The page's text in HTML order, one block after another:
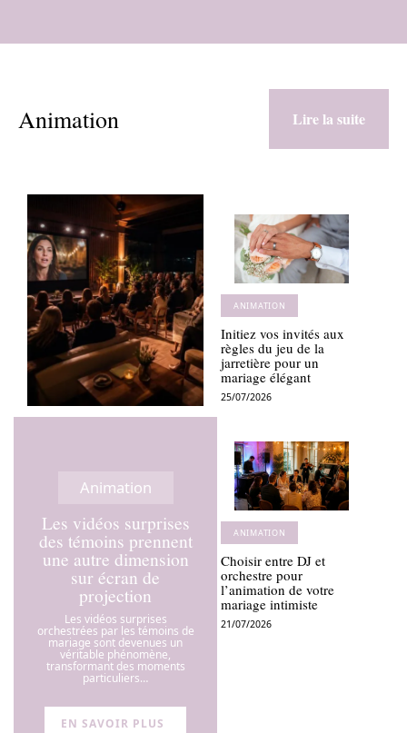
Animation Lire la suite
Animation
Les vidéos surprises
des témoins prennent
une autre dimension
sur écran de
projection
Les vidéos surprises
orchestrées par les témoins de
mariage sont devenues un
véritable phénomène,
transformant des moments
particuliers…
EN SAVOIR PLUS
ANIMATION
Initiez vos invités aux
règles du jeu de la
jarretière pour un
mariage élégant
25/07/2026
ANIMATION
Choisir entre DJ et
orchestre pour
l’animation de votre
mariage intimiste
21/07/2026